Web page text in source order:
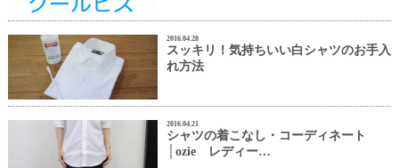
2016.04.28
スッキリ！気持ちいい白シャツのお手入
れ方法
2016.04.21
シャツの着こなし・コーディネート
│ozie レディー…